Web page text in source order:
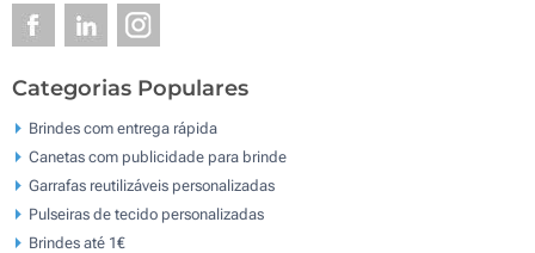
Categorias Populares
Brindes com entrega rápida
Canetas com publicidade para brinde
Garrafas reutilizáveis personalizadas
Pulseiras de tecido personalizadas
Brindes até 1€